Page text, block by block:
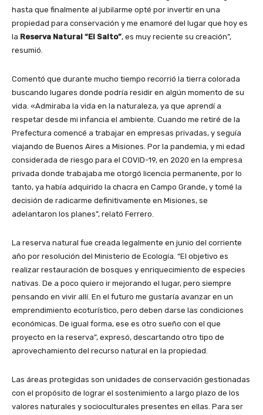
hasta que finalmente al jubilarme opté por invertir en una
propiedad para conservación y me enamoré del lugar que hoy es
la Reserva Natural “El Salto”, es muy reciente su creación”,
resumió.
Comentó que durante mucho tiempo recorrió la tierra colorada
buscando lugares donde podría residir en algún momento de su
vida. «Admiraba la vida en la naturaleza, ya que aprendí a
respetar desde mi infancia el ambiente. Cuando me retiré de la
Prefectura comencé a trabajar en empresas privadas, y seguía
viajando de Buenos Aires a Misiones. Por la pandemia, y mi edad
considerada de riesgo para el COVID-19, en 2020 en la empresa
privada donde trabajaba me otorgó licencia permanente, por lo
tanto, ya había adquirido la chacra en Campo Grande, y tomé la
decisión de radicarme definitivamente en Misiones, se
adelantaron los planes”, relató Ferrero.
La reserva natural fue creada legalmente en junio del corriente
año por resolución del Ministerio de Ecología. “El objetivo es
realizar restauración de bosques y enriquecimiento de especies
nativas. De a poco quiero ir mejorando el lugar, pero siempre
pensando en vivir allí. En el futuro me gustaría avanzar en un
emprendimiento ecoturístico, pero deben darse las condiciones
económicas. De igual forma, ese es otro sueño con el que
proyecto en la reserva”, expresó, descartando otro tipo de
aprovechamiento del recurso natural en la propiedad.
Las áreas protegidas son unidades de conservación gestionadas
con el propósito de lograr el sostenimiento a largo plazo de los
valores naturales y socioculturales presentes en ellas. Para ser